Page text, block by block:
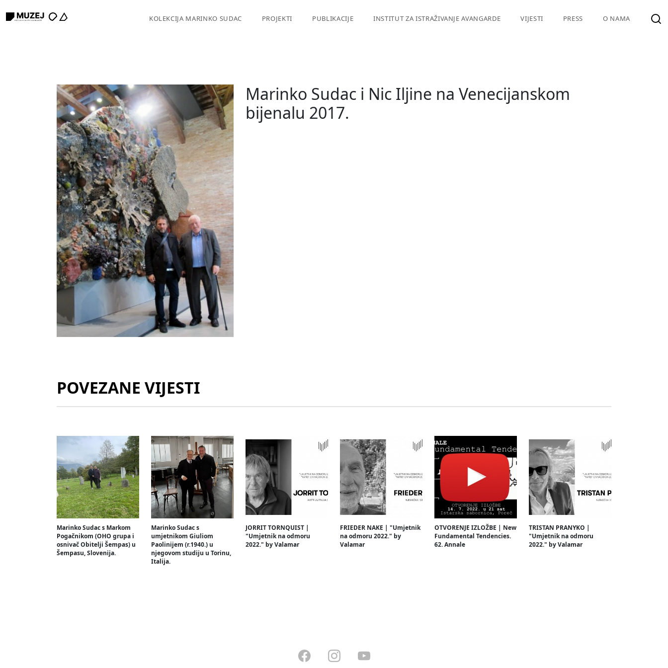
KOLEKCIJA MARINKO SUDAC PROJEKTI PUBLIKACIJE INSTITUT ZA ISTRAŽIVANJE AVANGARDE VIJESTI PRESS O NAMA
Marinko Sudac i Nic Iljine na Venecijanskom
bijenalu 2017.
POVEZANE VIJESTI
Marinko Sudac s Markom
Pogačnikom (OHO grupa i
osnivač Obitelji Šempas) u
Šempasu, Slovenija.
Marinko Sudac s
umjetnikom Giuliom
Paolinijem (r.1940.) u
njegovom studiju u Torinu,
Italija.
JORRIT TORNQUIST |
"Umjetnik na odmoru
2022." by Valamar
FRIEDER NAKE | "Umjetnik
na odmoru 2022." by
Valamar
OTVORENJE IZLOŽBE | New
Fundamental Tendencies.
62. Annale
TRISTAN PRANYKO |
"Umjetnik na odmoru
2022." by Valamar